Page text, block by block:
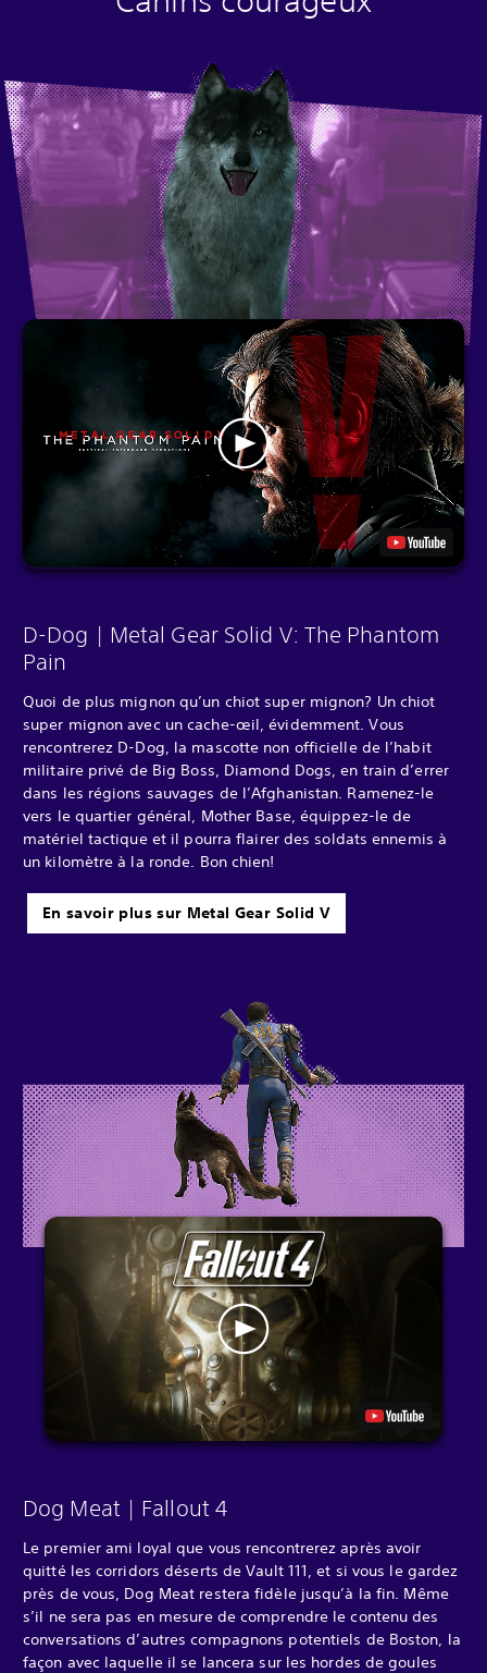
D-Dog | Metal Gear Solid V: The Phantom
Pain
Quoi de plus mignon qu’un chiot super mignon? Un chiot
super mignon avec un cache-œil, évidemment. Vous
rencontrerez D-Dog, la mascotte non officielle de l’habit
militaire privé de Big Boss, Diamond Dogs, en train d’errer
dans les régions sauvages de l’Afghanistan. Ramenez-le
vers le quartier général, Mother Base, équippez-le de
matériel tactique et il pourra flairer des soldats ennemis à
un kilomètre à la ronde. Bon chien!
En savoir plus sur Metal Gear Solid V
Dog Meat | Fallout 4
Le premier ami loyal que vous rencontrerez après avoir
quitté les corridors déserts de Vault 111, et si vous le gardez
près de vous, Dog Meat restera fidèle jusqu’à la fin. Même
s’il ne sera pas en mesure de comprendre le contenu des
conversations d’autres compagnons potentiels de Boston, la
façon avec laquelle il se lancera sur les hordes de goules